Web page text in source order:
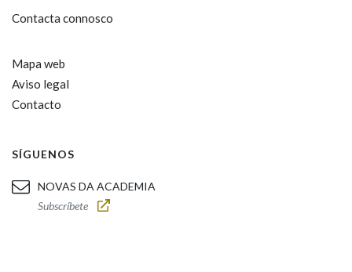
Contacta connosco
Mapa web
Aviso legal
Contacto
SÍGUENOS
NOVAS DA ACADEMIA
Subscríbete